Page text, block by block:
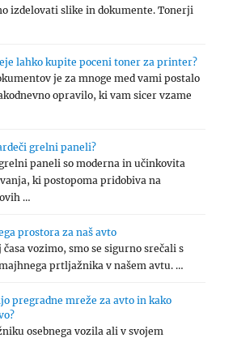
izdelovati slike in dokumente. Tonerji
lahko kupite poceni toner za printer?
je za mnoge med vami postalo
opravilo, ki vam sicer vzame
grelni paneli?
paneli so moderna in učinkovita
ki postopoma pridobiva na
…
prostora za naš avto
časa vozimo, smo se sigurno srečali s
prtljažnika v našem avtu. …
pregradne mreže za avto in kako
osebnega vozila ali v svojem